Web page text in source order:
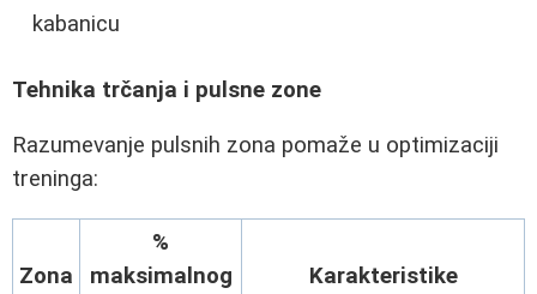
kabanicu
Tehnika trčanja i pulsne zone
Razumevanje pulsnih zona pomaže u optimizaciji
treninga:
Zona
%
maksimalnog
Karakteristike